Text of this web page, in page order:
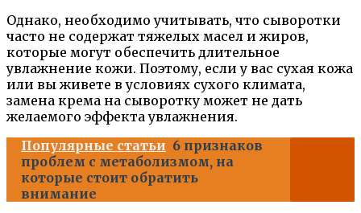
Однако, необходимо учитывать, что сыворотки
часто не содержат тяжелых масел и жиров,
которые могут обеспечить длительное
увлажнение кожи. Поэтому, если у вас сухая кожа
или вы живете в условиях сухого климата,
замена крема на сыворотку может не дать
желаемого эффекта увлажнения.
Популярные статьи 6 признаков
проблем с метаболизмом, на
которые стоит обратить
внимание